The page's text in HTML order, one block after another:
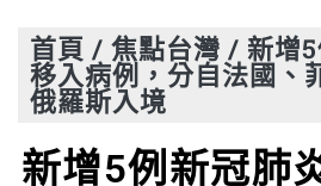
首頁 / 焦點台灣 / 新增
移入病例，分自法國、
俄羅斯入境
新增5例新冠肺